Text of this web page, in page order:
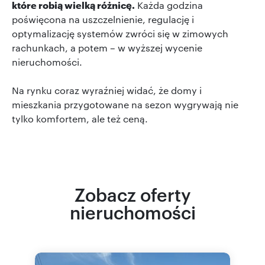
które robią wielką różnicę. Każda godzina
poświęcona na uszczelnienie, regulację i
optymalizację systemów zwróci się w zimowych
rachunkach, a potem – w wyższej wycenie
nieruchomości.
Na rynku coraz wyraźniej widać, że domy i
mieszkania przygotowane na sezon wygrywają nie
tylko komfortem, ale też ceną.
Zobacz oferty
nieruchomości